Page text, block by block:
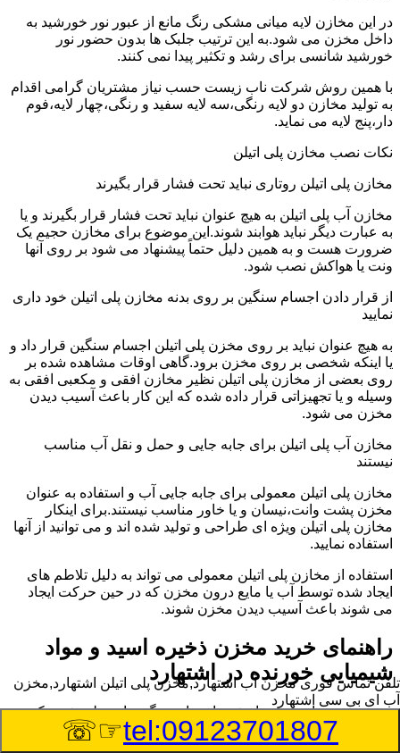
در این مخازن لایه میانی مشکی رنگ مانع از عبور نور خورشید به
داخل مخزن می شود.به این ترتیب جلبک ها بدون حضور نور
خورشید شانسی برای رشد و تکثیر پیدا نمی کنند.
با همین روش شرکت ناب زیست حسب نیاز مشتریان گرامی اقدام
به تولید مخازن دو لایه رنگی،سه لایه سفید و رنگی،چهار لایه،فوم
دار،پنج لایه می نماید.
نکات نصب مخازن پلی اتیلن
مخازن پلی اتیلن روتاری نباید تحت فشار قرار بگیرند
مخازن آب پلی اتیلن به هیچ عنوان نباید تحت فشار قرار بگیرند و یا
به عبارت دیگر نباید هوابند شوند.این موضوع برای مخازن حجیم یک
ضرورت هست و به همین دلیل حتماً پیشنهاد می شود بر روی آنها
ونت یا هواکش نصب شود.
از قرار دادن اجسام سنگین بر روی بدنه مخازن پلی اتیلن خود داری
نمایید
به هیچ عنوان نباید بر روی مخزن پلی اتیلن اجسام سنگین قرار داد و
یا اینکه شخصی بر روی مخزن برود.گاهی اوقات مشاهده شده بر
روی بعضی از مخازن پلی اتیلن نظیر مخازن افقی و مکعبی افقی به
وسیله و یا تجهیزاتی قرار داده شده که این کار باعث آسیب دیدن
مخزن می شود.
مخازن آب پلی اتیلن برای جابه جایی و حمل و نقل آب مناسب
نیستند
مخازن پلی اتیلن معمولی برای جابه جایی آب و استفاده به عنوان
مخزن پشت وانت،نیسان و یا خاور مناسب نیستند.برای اینکار
مخازن پلی اتیلن ویژه ای طراحی و تولید شده اند و می توانید از آنها
استفاده نمایید.
استفاده از مخازن پلی اتیلن معمولی می تواند به دلیل تلاطم های
ایجاد شده توسط آب یا مایع درون مخزن که در حین حرکت ایجاد
می شوند باعث آسیب دیدن مخزن شوند.
راهنمای خرید مخزن ذخیره اسید و مواد
شیمیایی خورنده در اشتهارد
مخزن ذخیره اسید و مواد شیمیایی باید به گونه ای تولید شوند که
بتوانند در برابر چگالی نسبتا بالا و خورندگی انواع اسیدها مقاومت
کافی داشته باشند.به همین دلیل نمی توان در هر مخزنی اسید و مواد
تلفن تماس فوریمخزن آب اشتهارد,مخزن پلی اتیلن اشتهارد,مخزن
آب ای بی سی اشتهارد
tel:09123701807
☞☏